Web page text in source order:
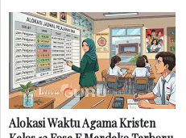
Alokasi Waktu Agama Kristen